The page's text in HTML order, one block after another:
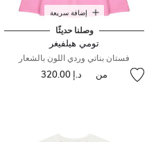
إضافة سريعة
وصلنا حديثًا
تومي هيلفيغر
فستان بناتي وردي اللون بالشعار
من د.إ 320.00